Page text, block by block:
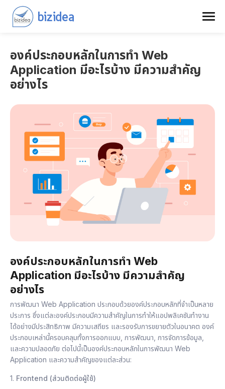
องค์ประกอบหลักในการทำ Web
Application มีอะไรบ้าง มีความสำคัญ
อย่างไร
องค์ประกอบหลักในการทำ Web
Application มีอะไรบ้าง มีความสำคัญ
อย่างไร
การพัฒนา Web Application ประกอบด้วยองค์ประกอบหลักที่จำเป็นหลาย
ประการ ซึ่งแต่ละองค์ประกอบมีความสำคัญในการทำให้แอปพลิเคชันทำงาน
ได้อย่างมีประสิทธิภาพ มีความเสถียร และรองรับการขยายตัวในอนาคต องค์
ประกอบเหล่านี้ครอบคลุมทั้งการออกแบบ, การพัฒนา, การจัดการข้อมูล,
และความปลอดภัย ต่อไปนี้เป็นองค์ประกอบหลักในการพัฒนา Web
Application และความสำคัญของแต่ละส่วน:
1. Frontend (ส่วนติดต่อผู้ใช้)